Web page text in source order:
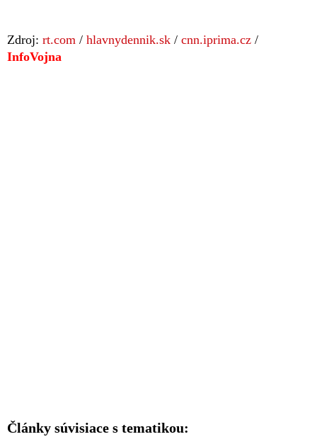
Zdroj: rt.com / hlavnydennik.sk / cnn.iprima.cz /
InfoVojna
Články súvisiace s tematikou: